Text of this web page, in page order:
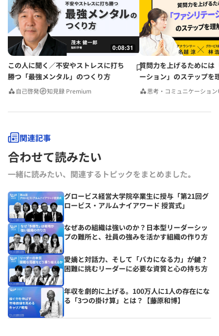
0:08:31
この人に聞く／不安やストレスに打ち
勝つ「最強メンタル」のつくり方
自己啓発 知見録 Premium
質問力を上げるためには
ーション」のステップを
みんなの相談室Premium
思考・コミュニケーション
関連記事
合わせて読みたい
一緒に読みたい、関連するトピックをまとめました｡
グロービス経営大学院卒業生に授与「第21回グ
ロービス・アルムナイアワード 授賞式」
なぜあの組織は強いのか？日本型リーダーシッ
プの難所と、社員の強みを活かす組織の作り方
愛嬌と対話力、そして「バカになる力」が鍵？
困難に挑むリーダーに必要な資質と心の持ち方
年収を劇的に上げる。100万人に1人の存在にな
る「3つの掛け算」とは？【藤原和博】